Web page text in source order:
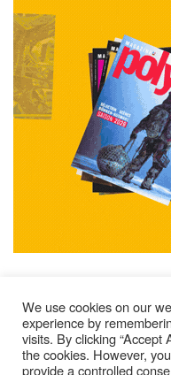
Mentions Légales
Lire Les Anciens N°
We use cookies on our
experience by
visits. By clicking “Accept
the cookies. However,
provide a controlled